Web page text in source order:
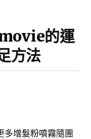
的運
方法
多增髮粉噴霧隨團